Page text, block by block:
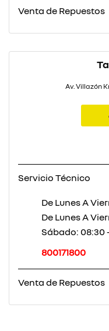
Venta de Repuestos
Av. Villazón
Servicio Técnico
De Lunes A
De Lunes A
Sábado: 08:30
800171800
Venta de Repuestos